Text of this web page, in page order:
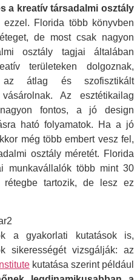
a kreatív társadalmi osztály
ezzel. Florida több könyvben
de most csak nagyon
osztály tagjai általában
területeken dolgoznak,
átlag és szofisztikált
Az esztétikailag
fontos, a jó design
ható folyamatok. Ha a jó
még több embert vesz fel,
osztály méretét. Florida
munkavállalók több mint 30
tartozik, de lesz ez
a gyakorlati kutatások is,
sikerességét vizsgálják: az
kutatása szerint például